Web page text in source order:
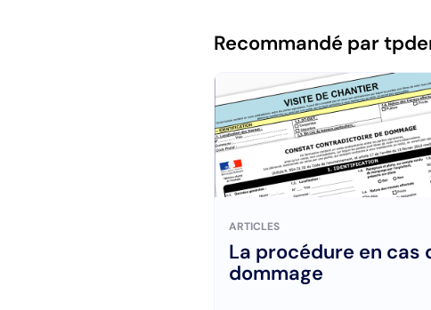
Recommandé par
ARTICLES
La procédure en cas
dommage